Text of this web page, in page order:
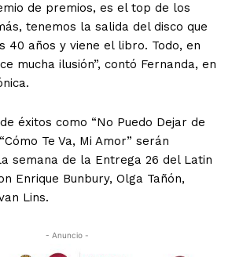
de premios, es el top de los
tenemos la salida del disco que
40 años y viene el libro. Todo, en
mucha ilusión”, contó Fernanda, en
éxitos como “No Puedo Dejar de
Te Va, Mi Amor” serán
semana de la Entrega 26 del Latin
Enrique Bunbury, Olga Tañón,
Lins.
- Anuncio -